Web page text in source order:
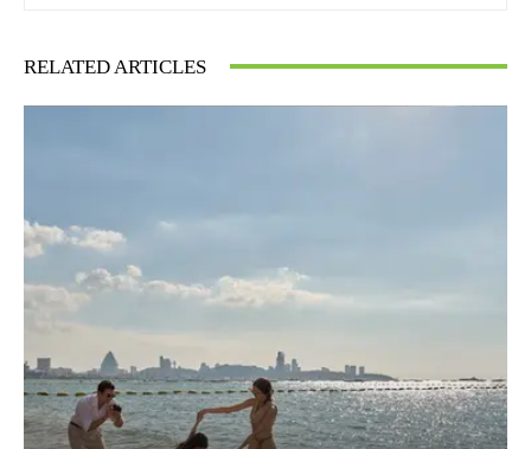
RELATED ARTICLES